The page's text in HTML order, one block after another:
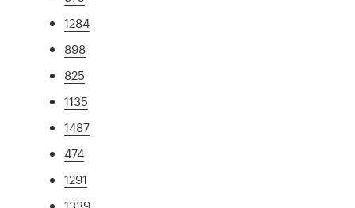
1284
898
825
1135
1487
474
1291